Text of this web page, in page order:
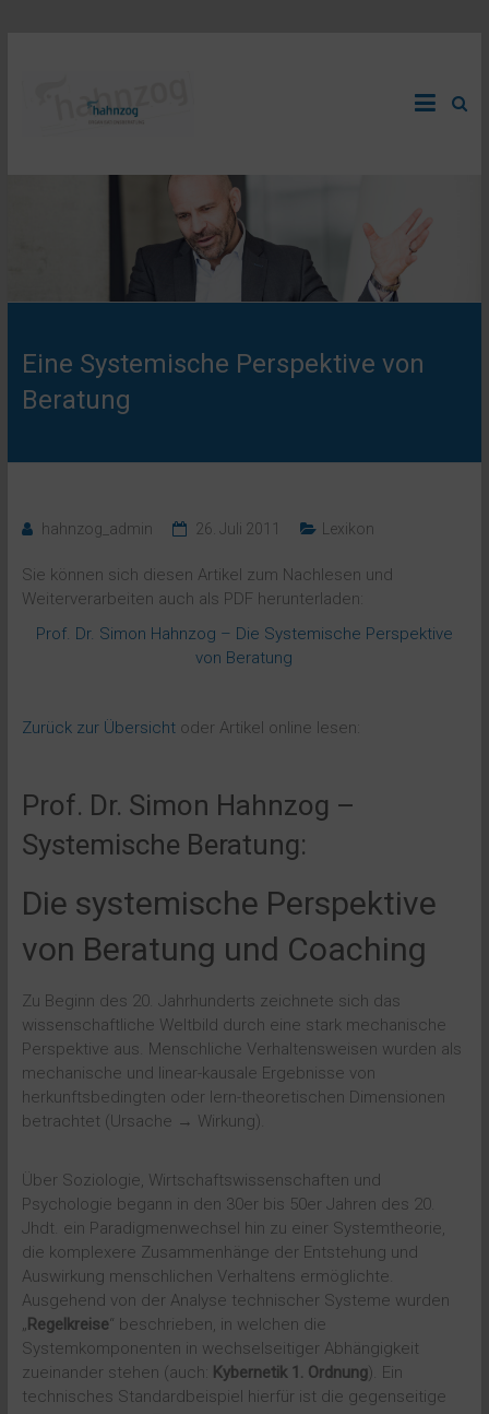
hahnzog
organisationsberatung
Eine Systemische Perspektive von
Beratung
hahnzog_admin 26. Juli 2011 Lexikon
Sie können sich diesen Artikel zum Nachlesen und
Weiterverarbeiten auch als PDF herunterladen:
Prof. Dr. Simon Hahnzog – Die Systemische Perspektive
von Beratung
Zurück zur Übersichtoder Artikel online lesen:
Prof. Dr. Simon Hahnzog –
Systemische Beratung:
Die systemische Perspektive
von Beratung und Coaching
Zu Beginn des 20. Jahrhunderts zeichnete sich das
wissenschaftliche Weltbild durch eine stark mechanische
Perspektive aus. Menschliche Verhaltensweisen wurden als
mechanische und linear-kausale Ergebnisse von
herkunftsbedingten oder lern-theoretischen Dimensionen
betrachtet (Ursache → Wirkung).
Über Soziologie, Wirtschaftswissenschaften und
Psychologie begann in den 30er bis 50er Jahren des 20.
Jhdt. ein Paradigmenwechsel hin zu einer Systemtheorie,
die komplexere Zusammenhänge der Entstehung und
Auswirkung menschlichen Verhaltens ermöglichte.
Ausgehend von der Analyse technischer Systeme wurden
„ Regelkreise“ beschrieben, in welchen die
Systemkomponenten in wechselseitiger Abhängigkeit
zueinander stehen (auch:
Kybernetik 1. Ordnung). Ein
technisches Standardbeispiel hierfür ist die gegenseitige